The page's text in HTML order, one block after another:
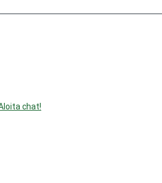
chat!